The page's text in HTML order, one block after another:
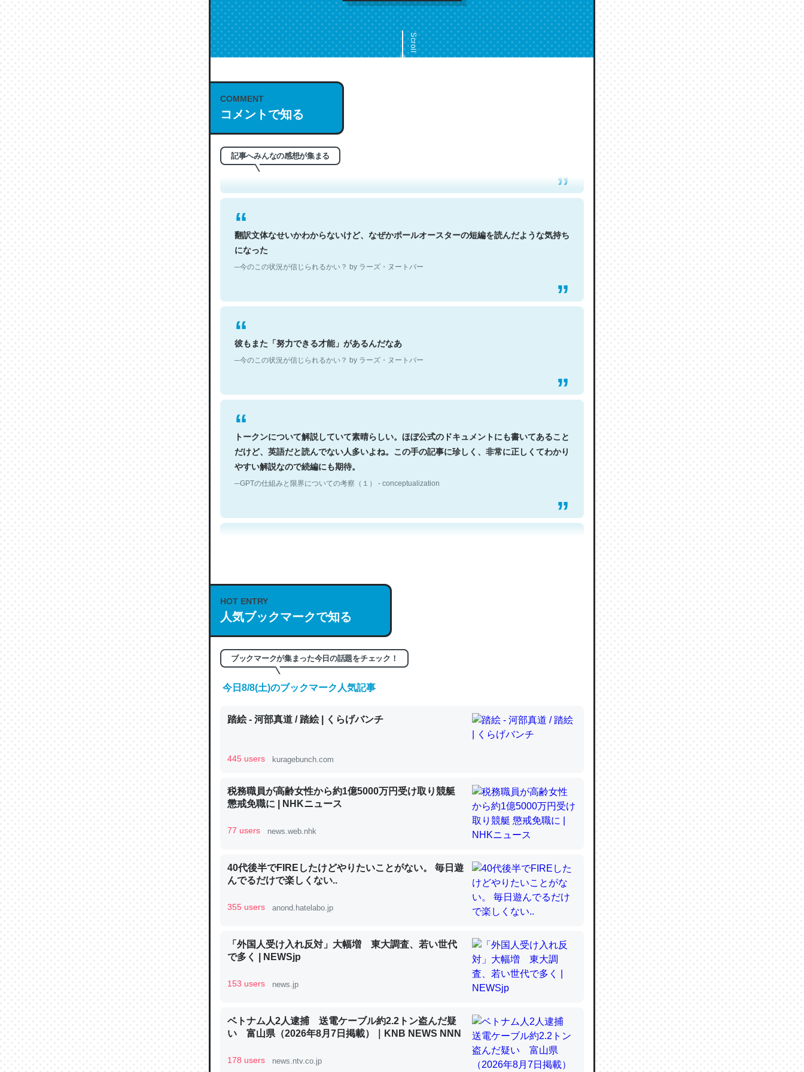
Scroll
COMMENT
コメントで知る
記事へみんなの感想が集まる
これは名文。彼はとてもクレバーなんだろうなと凄く思う。英語少しでも読める人は原文
もお勧め。自分はこの流れ好き。Let’s Fucking Go. Then Covid hit. Shit.
─今のこの状況が信じられるかい？ by ラーズ・ヌートバー
翻訳文体なせいかわからないけど、なぜかポールオースターの短編を読んだような気持ち
になった
─今のこの状況が信じられるかい？ by ラーズ・ヌートバー
彼もまた「努力できる才能」があるんだなあ
─今のこの状況が信じられるかい？ by ラーズ・ヌートバー
トークンについて解説していて素晴らしい。ほぼ公式のドキュメントにも書いてあること
だけど、英語だと読んでない人多いよね。この手の記事に珍しく、非常に正しくてわかり
やすい解説なので続編にも期待。
─GPTの仕組みと限界についての考察（１） - conceptualization
これは良記事。32768トークンだと英語小説100ページ分くらい。小説でいう「ずっと前
の伏線」は回収されないけど、短期記憶というには多い分量。進化すればするほど分かり
やすく強くなりそう
の600分の1程度。
─ニュース :: 【研究発表】昆虫学の大問題＝「昆虫はなぜ海にいないのか」に関する新仮説
論文では「淡水はカルシウムも酸素も不足してて両方に不利だから両方が拮抗してるので
は」とあって面白い。海にいる鋏角類（カブトガニ・ウミグモ）はカルシウムを使わずキ
類だと殻を無くしてナメクジになったり努力してるし。
─ニュース :: 【研究発表】昆虫学の大問題＝「昆虫はなぜ海にいないのか」に関する新仮説
HOT ENTRY
人気ブックマークで知る
ブックマークが集まった今日の話題をチェック！
今日8/8(土)のブックマーク人気記事
踏絵 - 河部真道 / 踏絵 | くらげバンチ
445 users kuragebunch.com
税務職員が高齢女性から約1億5000万円受け取り競艇
懲戒免職に | NHKニュース
77 users news.web.nhk
40代後半でFIREしたけどやりたいことがない。 毎日遊
んでるだけで楽しくない..
355 users anond.hatelabo.jp
「外国人受け入れ反対」大幅増 東大調査、若い世代
で多く | NEWSjp
153 users news.jp
ベトナム人2人逮捕 送電ケーブル約2.2トン盗んだ疑
い 富山県（2026年8月7日掲載）｜KNB NEWS NNN
178 users news.ntv.co.jp